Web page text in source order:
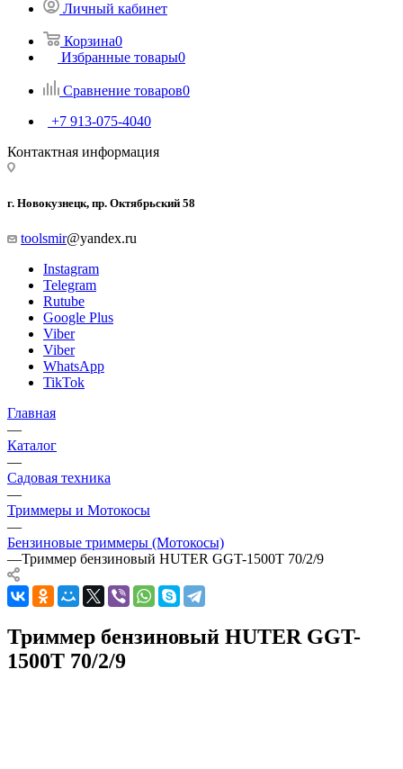
Личный кабинет
Корзина0
Избранные товары0
Сравнение товаров0
+7 913-075-4040
Контактная информация
г. Новокузнецк, пр. Октябрьский 58
toolsmir@yandex.ru
Instagram
Telegram
Rutube
Google Plus
Viber
Viber
WhatsApp
TikTok
Главная
—
Каталог
—
Садовая техника
—
Триммеры и Мотокосы
—
Бензиновые триммеры (Мотокосы)
—Триммер бензиновый HUTER GGT-1500T 70/2/9
Триммер бензиновый HUTER GGT-
1500T 70/2/9